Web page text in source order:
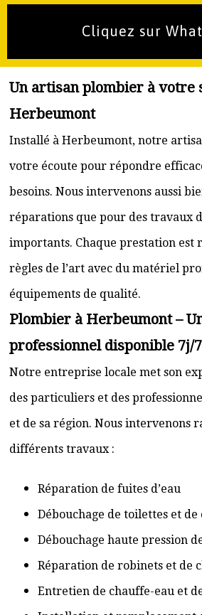
Cliquez sur
Un artisan plombier à votre
Herbeumont
Installé à Herbeumont, notre
votre écoute pour répondre
besoins. Nous intervenons aussi
réparations que pour des travaux
importants. Chaque prestation est
règles de l’art avec du matériel
équipements de qualité.
Plombier à Herbeumont –
professionnel disponible 7j/7
Notre entreprise locale met son
des particuliers et des
et de sa région. Nous intervenons
différents travaux :
Réparation de fuites d’eau
Débouchage de toilettes et de
Débouchage haute pression
Réparation de robinets et de
Entretien de chauffe-eau et